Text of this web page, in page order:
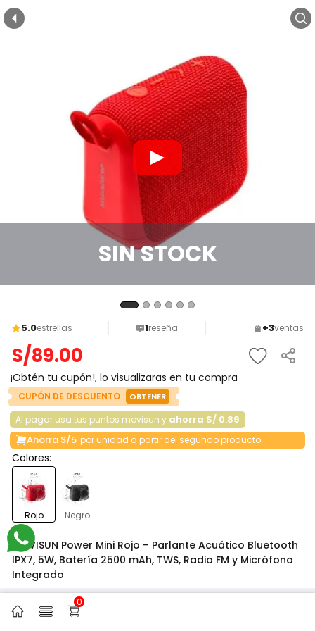
0
SIN STOCK
5.0estrellas 1reseña +3ventas
S/89.00
¡Obtén tu cupón!, lo visualizaras en tu compra
CUPÓN DE DESCUENTO OBTENER
Al pagar usa tus puntos movisun y ahorra S/ 0.89
Ahorra S/5 por unidad a partir del segundo producto
Colores:
Rojo Negro
MOVISUN Power Mini Rojo – Parlante Acuático Bluetooth
IPX7, 5W, Batería 2500 mAh, TWS, Radio FM y Micrófono
Integrado
Garantía